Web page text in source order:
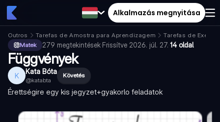
Alkalmazás megnyitása
Outros Tarefas de Amostra para Aprendizagem
Tarefas de
Matek
279 megtekintések·Frissítve 2026. júl. 27.·14 oldal
Függvények
K Kata Bóta
@katabta
Követés
Érettségire egy kis jegyzet+gyakorlo feladatok